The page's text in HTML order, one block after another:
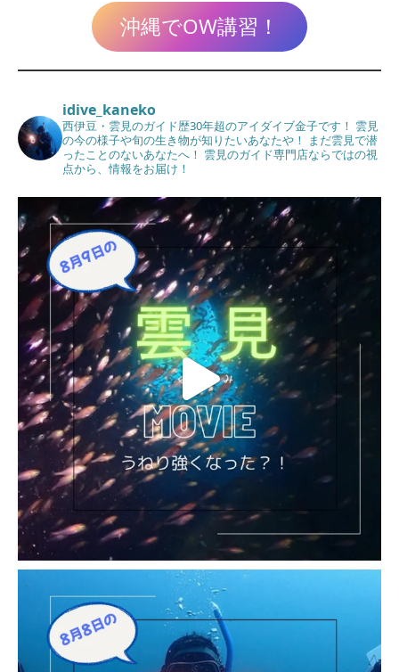
沖縄でOW講習！
idive_kaneko
西伊豆・雲見のガイド歴30年超のアイダイブ金子です！ 雲見
の今の様子や旬の生き物が知りたいあなたや！ まだ雲見で潜
ったことのないあなたへ！ 雲見のガイド専門店ならではの視
点から、情報をお届け！